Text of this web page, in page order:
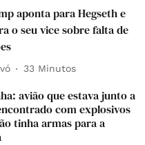
aponta para Hegseth e
o seu vice sobre falta de
33 Minutos
avião que estava junto a
com explosivos
tinha armas para a